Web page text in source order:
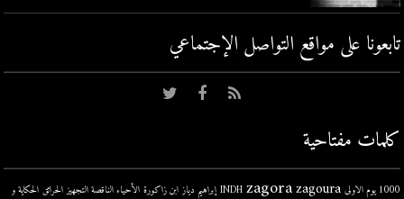
تابعونا على مواقع التواصل اﻹجتماعي
كلمات مفتاحية
1000 يوم الاولى INDH zagora zagoura إبراهيم دياز ابن زاكورة الأحياء الناقصة التجهيز الحرائق الحكاية و